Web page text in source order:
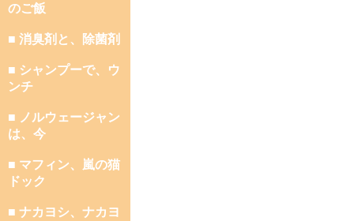
のご飯
■ 消臭剤と、除菌剤
■ シャンプーで、ウ
ンチ
■ ノルウェージャン
は、今
■ マフィン、嵐の猫
ドック
■ ナカヨシ、ナカヨ